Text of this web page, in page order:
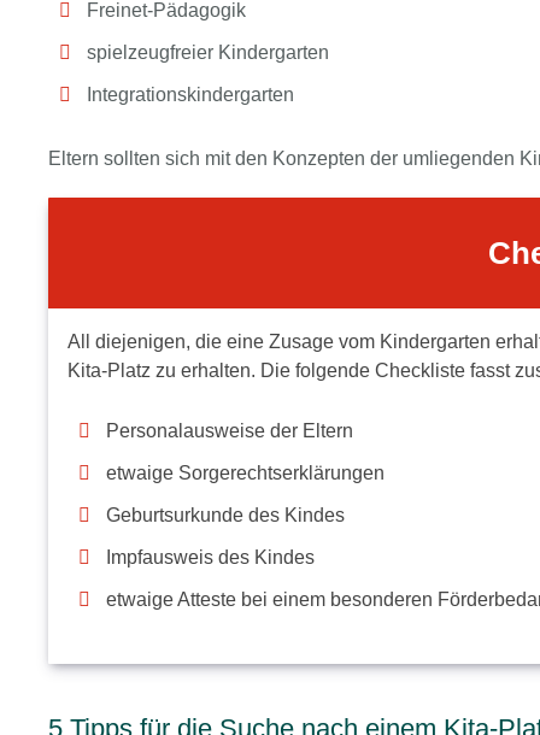
Freinet-Pädagogik
spielzeugfreier Kindergarten
Integrationskindergarten
Eltern sollten sich mit den Konzepten der umliegenden
All diejenigen, die eine Zusage vom Kindergarten
Kita-Platz zu erhalten. Die folgende Checkliste fasst
Personalausweise der Eltern
etwaige Sorgerechtserklärungen
Geburtsurkunde des Kindes
Impfausweis des Kindes
etwaige Atteste bei einem besonderen
5 Tipps für die Suche nach einem Kita-